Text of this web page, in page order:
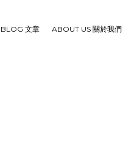
BLOG 文章 ABOUT US 關於我們